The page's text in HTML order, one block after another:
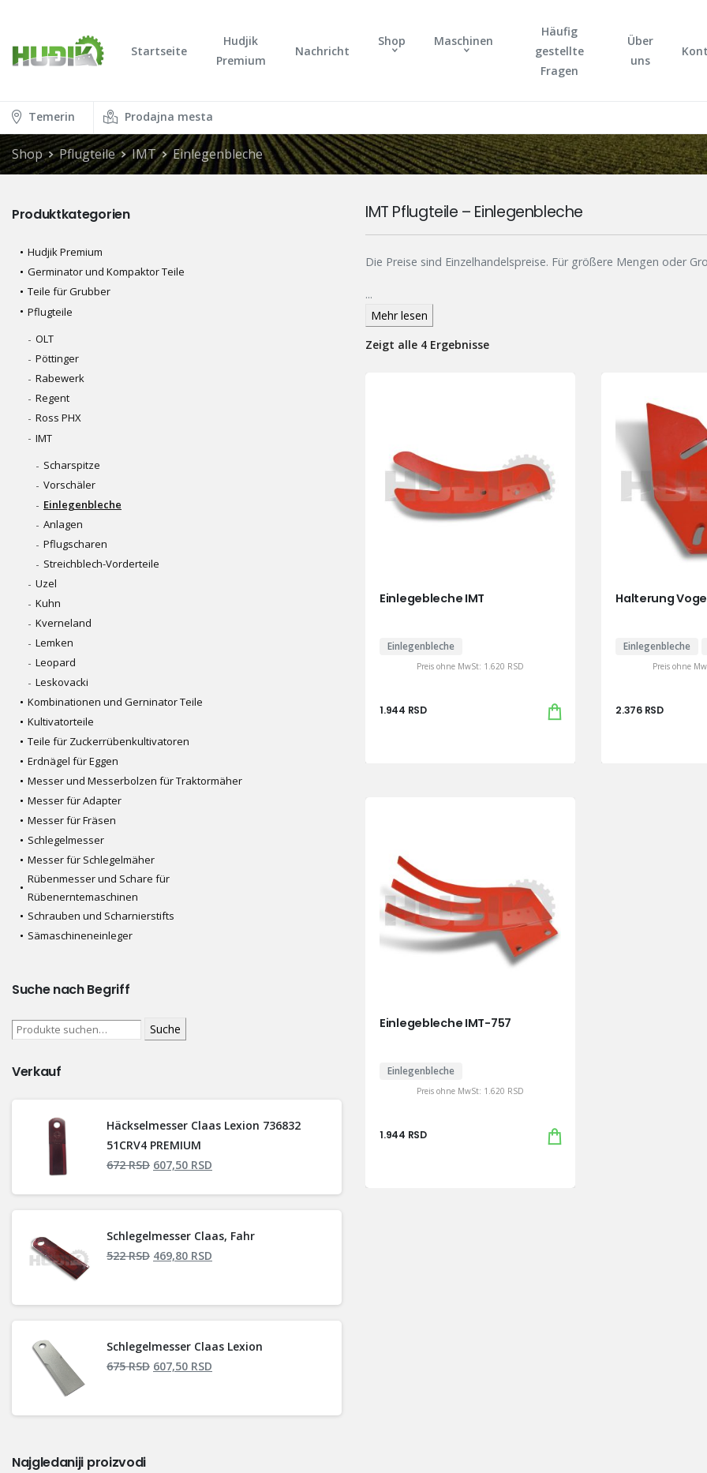
Startseite
Hudjik
Premium
Nachricht
Shop Maschinen
Häufig
gestellte
Fragen
Über
uns
Temerin Prodajna mesta
Shop Pflugteile IMT Einlegenbleche
IMT Pflugteile – Einlegenbleche
Die Preise sind Einzelhandelspreise. Für größere Mengen oder
...
Mehr lesen
Zeigt alle 4 Ergebnisse
Einlegebleche IMT
Einlegenbleche
Preis ohne MwSt: 1.620 RSD
1.944 RSD
Halterung
Einlegenbleche
Preis ohne
2.376 RSD
Einlegebleche IMT-757
Einlegenbleche
Preis ohne MwSt: 1.620 RSD
1.944 RSD
Produktkategorien
Hudjik Premium
Germinator und Kompaktor Teile
Teile für Grubber
Pflugteile
OLT
Pöttinger
Rabewerk
Regent
Ross PHX
IMT
Scharspitze
Vorschäler
Einlegenbleche
Anlagen
Pflugscharen
Streichblech-Vorderteile
Uzel
Kuhn
Kverneland
Lemken
Leopard
Leskovacki
Kombinationen und Gerninator Teile
Kultivatorteile
Teile für Zuckerrübenkultivatoren
Erdnägel für Eggen
Messer und Messerbolzen für Traktormäher
Messer für Adapter
Messer für Fräsen
Schlegelmesser
Messer für Schlegelmäher
Rübenmesser und Schare für
Rübenerntemaschinen
Schrauben und Scharnierstifts
Sämaschineneinleger
Suche nach Begriff
Suche
Verkauf
Häckselmesser Claas Lexion 736832
51CRV4 PREMIUM
672RSD 607,50 RSD
Schlegelmesser Claas, Fahr
522RSD 469,80 RSD
Schlegelmesser Claas Lexion
675RSD 607,50 RSD
Najgledaniji proizvodi